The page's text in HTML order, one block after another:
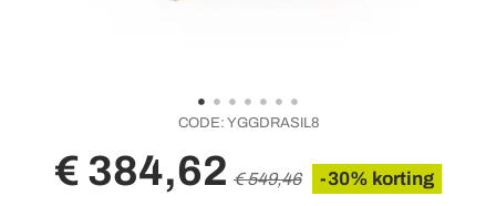
CODE: YGGDRASIL8
€ 384,62 € 549,46 -30% korting